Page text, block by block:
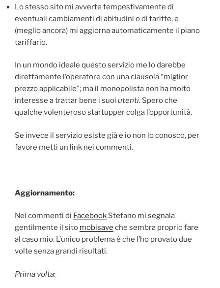
Lo stesso sito mi avverte tempestivamente di
eventuali cambiamenti di abitudini o di tariffe, e
(meglio ancora) mi aggiorna automaticamente il piano
tariffario.
In un mondo ideale questo servizio me lo darebbe
direttamente l’operatore con una clausola “miglior
prezzo applicabile”; ma il monopolista non ha molto
interesse a trattar bene i suoi utenti. Spero che
qualche volenteroso startupper colga l’opportunità.
Se invece il servizio esiste già e io non lo conosco, per
favore metti un link nei commenti.
Aggiornamento:
Nei commenti di Facebook Stefano mi segnala
gentilmente il sito mobisave che sembra proprio fare
al caso mio. L’unico problema è che l’ho provato due
volte senza grandi risultati.
Prima volta: